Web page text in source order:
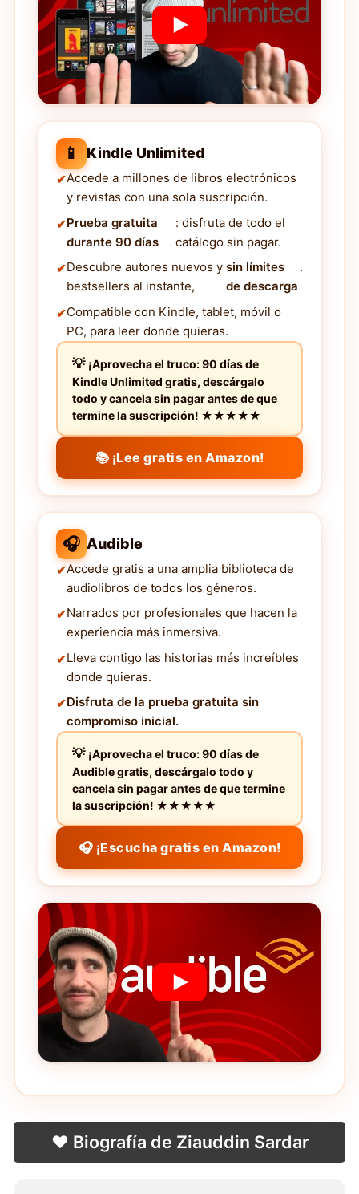
📱 Kindle Unlimited
Accede a millones de libros electrónicos
y revistas con una sola suscripción.
Prueba gratuita
durante 90 días
: disfruta de todo el
catálogo sin pagar.
Descubre autores nuevos y
bestsellers al instante,
sin límites
de descarga
.
Compatible con Kindle, tablet, móvil o
PC, para leer donde quieras.
¡Aprovecha el truco: 90 días de
Kindle Unlimited gratis, descárgalo
todo y cancela sin pagar antes de que
termine la suscripción! ★★★★★
📚 ¡Lee gratis en Amazon!
🎧 Audible
Accede gratis a una amplia biblioteca de
audiolibros de todos los géneros.
Narrados por profesionales que hacen la
experiencia más inmersiva.
Lleva contigo las historias más increíbles
donde quieras.
Disfruta de la prueba gratuita sin
compromiso inicial.
¡Aprovecha el truco: 90 días de
Audible gratis, descárgalo todo y
cancela sin pagar antes de que termine
la suscripción! ★★★★★
🎧 ¡Escucha gratis en Amazon!
❤️ Biografía de Ziauddin Sardar